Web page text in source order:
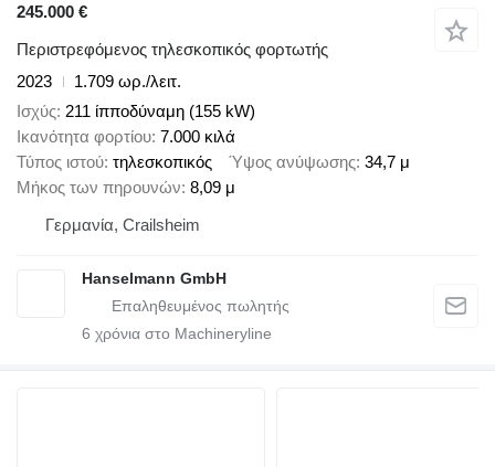
245.000 €
Περιστρεφόμενος τηλεσκοπικός φορτωτής
2023
1.709 ωρ./λειτ.
Ισχύς 211 ίπποδύναμη (155 kW)
Ικανότητα φορτίου 7.000 κιλά
Τύπος ιστού τηλεσκοπικός Ύψος ανύψωσης 34,7 μ
Μήκος των πηρουνών 8,09 μ
Γερμανία, Crailsheim
Hanselmann GmbH
6 χρόνια στο Machineryline